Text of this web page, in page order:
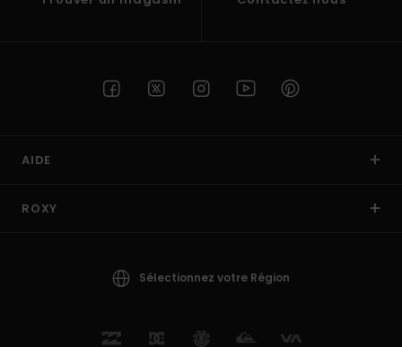
AIDE
ROXY
Sélectionnez votre Région